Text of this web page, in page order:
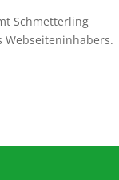
Schmetterling
Webseiteninhabers.